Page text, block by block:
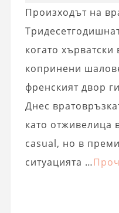
Произходът на
когато
копринени
френският двор
Днес
като отживелица
casual, но в
ситуацията …